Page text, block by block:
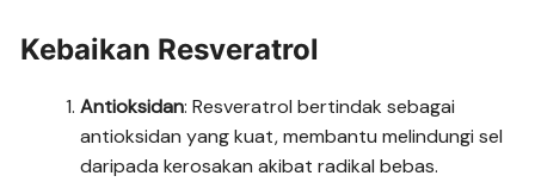
Kebaikan Resveratrol
Antioksidan: Resveratrol bertindak sebagai
antioksidan yang kuat, membantu melindungi sel
daripada kerosakan akibat radikal bebas.